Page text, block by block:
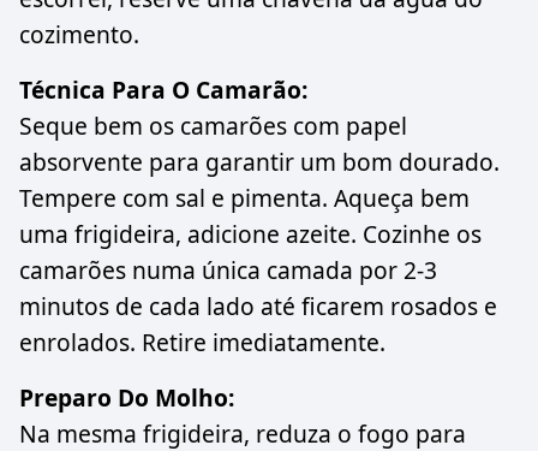
cozimento.
Técnica Para O Camarão:
Seque bem os camarões com papel
absorvente para garantir um bom dourado.
Tempere com sal e pimenta. Aqueça bem
uma frigideira, adicione azeite. Cozinhe os
camarões numa única camada por 2-3
minutos de cada lado até ficarem rosados e
enrolados. Retire imediatamente.
Preparo Do Molho:
Na mesma frigideira, reduza o fogo para